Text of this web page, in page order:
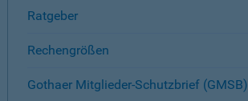
Ratgeber
Rechengrößen
Gothaer Mitglieder-Schutzbrief (GMSB)